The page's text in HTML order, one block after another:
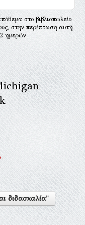
στο βιβλιοπωλείο
στην περίπτωση αυτή
ημερών
διδασκαλία"